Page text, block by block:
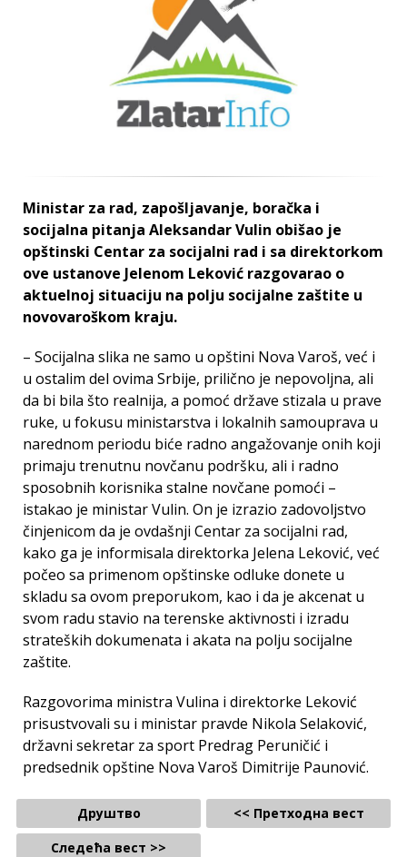
Ministar za rad, zapošljavanje, boračka i
socijalna pitanja Aleksandar Vulin obišao je
opštinski Centar za socijalni rad i sa direktorkom
ove ustanove Jelenom Leković razgovarao o
aktuelnoj situaciju na polju socijalne zaštite u
novovaroškom kraju.
– Socijalna slika ne samo u opštini Nova Varoš, već i
u ostalim del ovima Srbije, prilično je nepovoljna, ali
da bi bila što realnija, a pomoć države stizala u prave
ruke, u fokusu ministarstva i lokalnih samouprava u
narednom periodu biće radno angažovanje onih koji
primaju trenutnu novčanu podršku, ali i radno
sposobnih korisnika stalne novčane pomoći –
istakao je ministar Vulin. On je izrazio zadovoljstvo
činjenicom da je ovdašnji Centar za socijalni rad,
kako ga je informisala direktorka Jelena Leković, već
počeo sa primenom opštinske odluke donete u
skladu sa ovom preporukom, kao i da je akcenat u
svom radu stavio na terenske aktivnosti i izradu
strateških dokumenata i akata na polju socijalne
zaštite.
Razgovorima ministra Vulina i direktorke Leković
prisustvovali su i ministar pravde Nikola Selaković,
državni sekretar za sport Predrag Peruničić i
predsednik opštine Nova Varoš Dimitrije Paunović.
Друштво
<< Претходна вест
Следећа вест >>